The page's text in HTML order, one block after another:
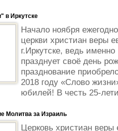
в Иркутске
Начало ноября
церкви христиан веры
г.Иркутске, ведь
празднует своё день
празднование
2018 году «Слово
юбилей! В честь 25-
Молитва за Израиль
Церковь христиан веры